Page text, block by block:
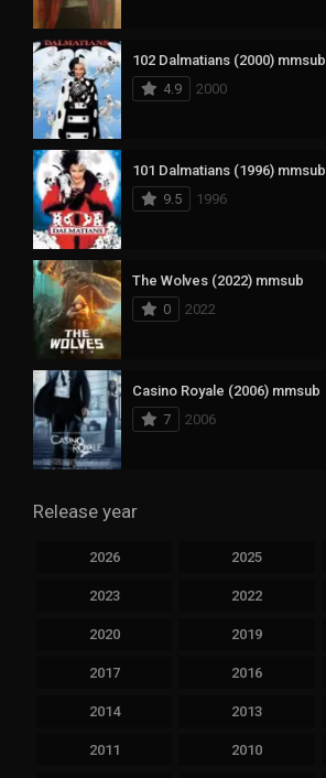
102 Dalmatians (2000) mmsub
4.9
2000
101 Dalmatians (1996) mmsub
9.5
1996
The Wolves (2022) mmsub
0
2022
Casino Royale (2006) mmsub
7
2006
Release year
2026 2025
2023 2022
2020 2019
2017 2016
2014 2013
2011 2010